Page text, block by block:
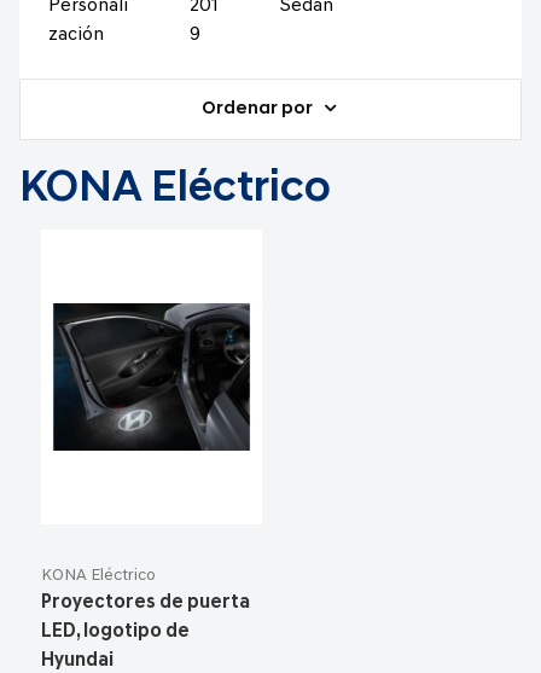
Personali
zación
201
9
Sedan
Ordenar por
KONA Eléctrico
KONA Eléctrico
Proyectores de puerta
LED, logotipo de
Hyundai